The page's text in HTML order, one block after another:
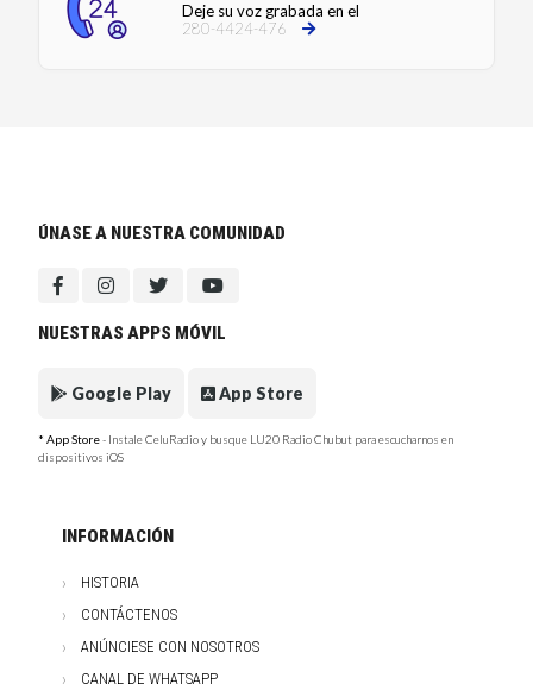
Deje su voz grabada en el
280-4424-476
ÚNASE A NUESTRA COMUNIDAD
NUESTRAS APPS MÓVIL
Google Play App Store
* App Store- Instale CeluRadio y busque LU20 Radio Chubut para escucharnos en
dispositivos iOS
INFORMACIÓN
HISTORIA
CONTÁCTENOS
ANÚNCIESE CON NOSOTROS
CANAL DE WHATSAPP